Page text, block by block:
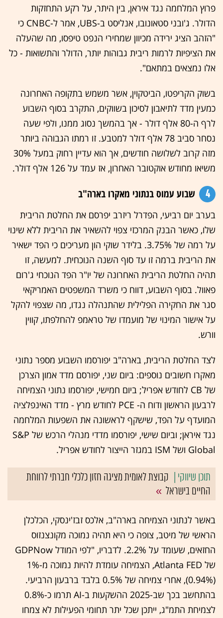
פרוץ המלחמה נגד איראן, בין היתר, על רקע התחזקות
הדולר. ג'ובני סטאונובו, אנליסט ב-UBS, אמר ל-CNBC כי
"הזהב הציג ירידה מכיוון שמחירי הנפט טיפסו, מה שהעלה
את הציפיות לרמות ריבית גבוהות יותר, הדולר והתשואות - כל
אלו נמצאים במתאם".
בשוק הקריפטו, הביטקוין, אשר משמש בתקופה האחרונה
כמעין מדד לתיאבון לסיכון בשווקים, התקרב בסוף השבוע
לרף ה-80 אלף דולר - אך בהמשך נסוג ממנו, ולפי שעה
נסחר סביב 78 אלף דולר למטבע. זו רמתו הגבוהה ביותר
מזה קרוב לשלושה חודשים, אך הוא עדיין רחוק במעל 30%
משיאו מחודש אוקטובר האחרון, אז עמד על 126 אלף דולר.
4 שבוע עמוס בנתוני מאקרו בארה"ב
בערב יום רביעי, הפדרל ריזרב יפרסם את החלטת הריבית
שלו, כאשר הבנק המרכזי צפוי להשאיר את הריבית ללא שינוי
על רמה של 3.75%. בלידר שוקי הון מעריכים כי הפד ישאיר
את הריבית ברמה זו עד סוף השנה הנוכחית. למעשה, זו
תהיה החלטת הריבית האחרונה של יו"ר הפד הנוכחי ג'רום
פאוול. בסוף השבוע, דווח כי משרד המשפטים האמריקאי
סגר את החקירה הפלילית שהתנהלה נגדו, מה שצפוי להקל
על אישור המינוי של מועמדו של טראמפ להחלפתו, קווין
וורש.
לצד החלטת הריבית, בארה"ב יפורסמו השבוע מספר נתוני
מאקרו חשובים נוספים: ביום שני, יפורסם מדד אמון הצרכן
של CB לחודש אפריל; ביום חמישי, יפורסמו נתוני הצמיחה
לרבעון הראשון ודוח ה- PCE לחודש מרץ - מדד האינפלציה
המועדף על הפד, שישקף לראשונה את השפעות המלחמה
נגד איראן; וביום שישי, יפורסמו מדדי מנהלי הרכש של S&P
Global ושל ISM במגזר הייצור לחודש אפריל.
קבוצת לאומית מציגה חזון כלכלי חברתי לרווחת
החיים בישראל
באשר לנתוני הצמיחה בארה"ב, אלכס זבז'ינסקי, הכלכלן
הראשי של מיטב, צופה כי היא תהיה נמוכה מקונצנזוס
החזאים, שעומד על 2.2%. לדבריו, "לפי המודל GDPNow
של Atlanta FED, הצמיחה עומדת להיות נמוכה מ-1%
(0.94%), אחרי צמיחה של 0.5% בלבד ברבעון הרביעי.
בהתחשב בכך שב-2025 ההשקעות ב-AI תרמו כ-0.8%
לצמיחת התמ"ג, ייתכן שכל יתר תחומי הפעילות לא צמחו